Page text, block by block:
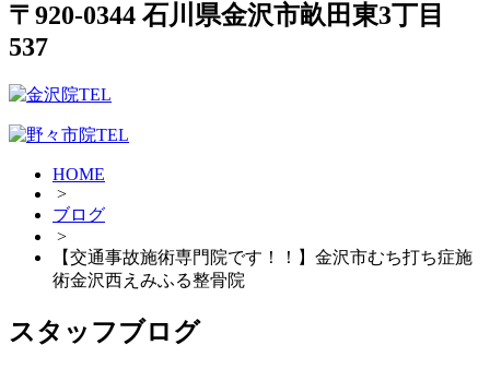
〒920-0344 石川県金沢市畝田東3丁目
537
HOME
>
ブログ
>
【交通事故施術専門院です！！】金沢市むち打ち症施
術金沢西えみふる整骨院
スタッフブログ